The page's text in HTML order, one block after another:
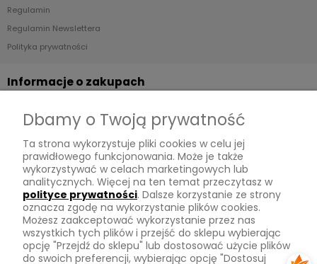
Regulamin
Regulamin Newslettera
Polityka prywatności
Informacje o zakupach
Płatności
Zwroty
Tu mnie znajdziesz
Kontakt
O mnie
Instagram
Dbamy o Twoją prywatność
Ta strona wykorzystuje pliki cookies w celu jej
prawidłowego funkcjonowania. Może je także
wykorzystywać w celach marketingowych lub
analitycznych. Więcej na ten temat przeczytasz w
polityce prywatności. Dalsze korzystanie ze strony
oznacza zgodę na wykorzystanie plików cookies.
Możesz zaakceptować wykorzystanie przez nas
wszystkich tych plików i przejść do sklepu wybierając
opcję "Przejdź do sklepu" lub dostosować użycie plików
do swoich preferencji, wybierając opcję "Dostosuj